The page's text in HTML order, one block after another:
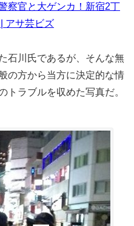
察官と大ゲンカ！新宿2丁
アサ芸ビズ
石川氏であるが、そんな無
の方から当方に決定的な情
トラブルを収めた写真だ。